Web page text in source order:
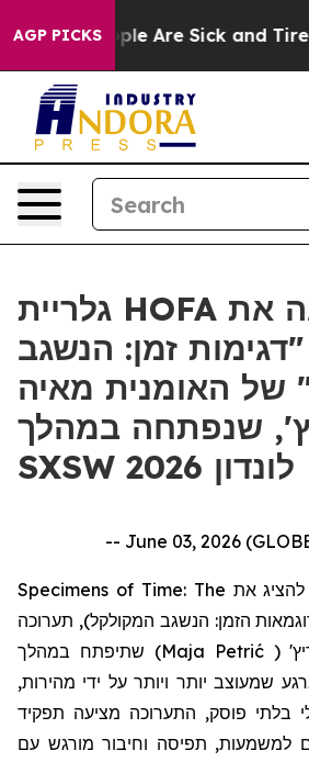
AGP PICKS
“People Are Sick and Tired
גלריית HOFA מציגה את
זמן: הנשגב
של האומנית מאיה
שנפתחה במהלך
SXSW לונדון 2026
את Specimens of Time: The
הזמן: הנשגב המקולקל), תערוכה
'
(
Maja Petrić
) שתיפתח במהלך
2026. ברגע שמעוצב יותר ויותר על ידי מהירות,
בלתי פוסק, התערוכה מציעה תפקיד
למשמעות, תפיסה וחיבור מורגש עם